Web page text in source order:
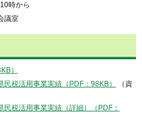
時から
議室
）
税活用事業実績（PDF：98KB）
（資
税活用事業実績（詳細）（PDF：